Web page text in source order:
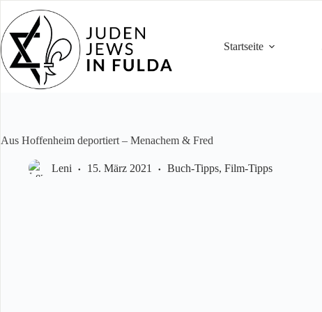
Inhalt
springen
Startseite
Aus Hoffenheim deportiert – Menachem & Fred
Leni 15. März 2021 Buch-Tipps, Film-Tipps